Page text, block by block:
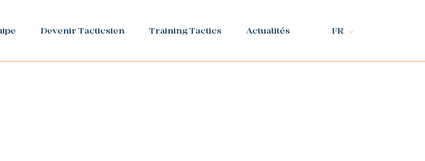
Devenir Tacticsien Training Tactics Actualités FR